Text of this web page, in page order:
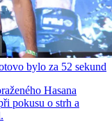
bylo za 52 sekund
Hasana
pokusu o strh a